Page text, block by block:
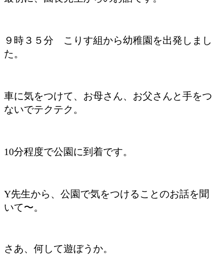
９時３５分 こりす組から幼稚園を出発しまし
た。
車に気をつけて、お母さん、お父さんと手をつ
ないでテクテク。
10分程度で公園に到着です。
Y先生から、公園で気をつけることのお話を聞
いて〜。
さあ、何して遊ぼうか。